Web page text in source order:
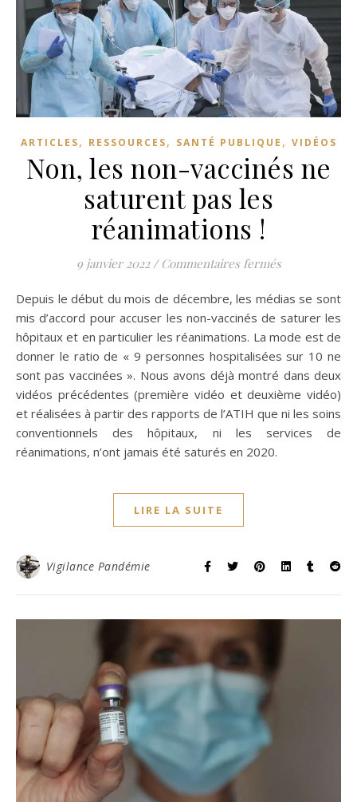
ARTICLES, RESSOURCES, SANTÉ PUBLIQUE , VIDÉOS
Non, les non-vaccinés ne
saturent pas les
réanimations !
9 janvier 2022 / Commentaires ferméssur Non, les
Depuis le début du mois de décembre, les médias se sont
mis d’accord pour accuser les non-vaccinés de saturer les
hôpitaux et en particulier les réanimations. La mode est de
donner le ratio de « 9 personnes hospitalisées sur 10 ne
sont pas vaccinées ». Nous avons déjà montré dans deux
vidéos précédentes (première vidéo et deuxième vidéo)
et réalisées à partir des rapports de l’ATIH que ni les soins
conventionnels des hôpitaux, ni les services de
réanimations, n’ont jamais été saturés en 2020.
LIRE LA SUITE
Vigilance Pandémie